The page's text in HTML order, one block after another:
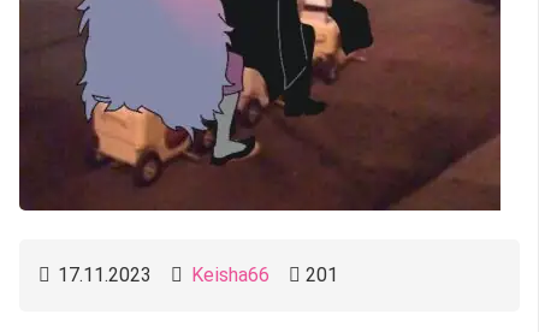
17.11.2023 Keisha66 201